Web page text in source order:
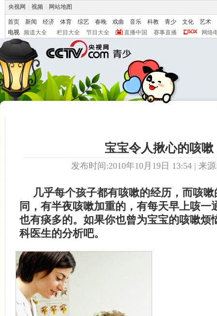
央视网 视频 网站地图
首页 新闻 经济 体育 综艺 春晚 戏曲 音乐 科教 青少 文化
艺术
电视
频道大全 栏目大全 节目大全 直播中国 赛事直播 网络
宝宝令人揪心的咳嗽
发布时间:2010年10月19日 13:54 | 来
几乎每个孩子都有咳嗽的经历，而咳
同，有半夜咳嗽加重的，有每天早上咳一
也有痰多的。如果你也曾为宝宝的咳嗽烦
科医生的分析吧。